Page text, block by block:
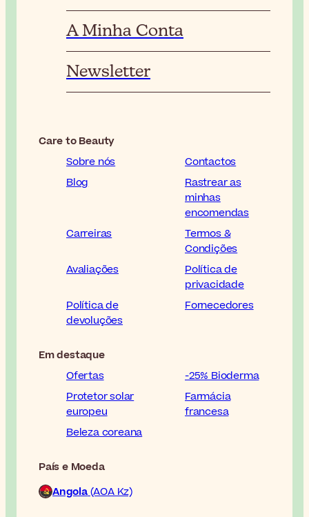
A Minha Conta
Newsletter
Care to Beauty
Sobre nós
Contactos
Blog
Rastrear as
minhas
encomendas
Carreiras
Termos &
Condições
Avaliações
Política de
privacidade
Política de
devoluções
Fornecedores
Em destaque
Ofertas
-25% Bioderma
Protetor solar
europeu
Farmácia
francesa
Beleza coreana
País e Moeda
Angola(AOA Kz)